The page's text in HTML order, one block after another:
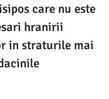
care nu este
hranirii
in straturile mai